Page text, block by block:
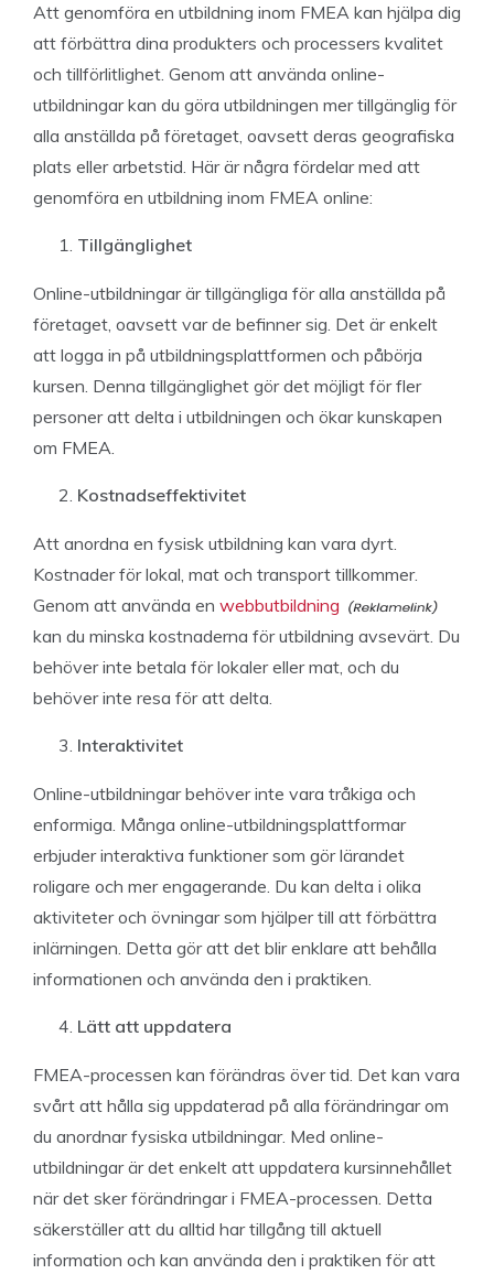
Att genomföra en utbildning inom FMEA kan hjälpa dig
att förbättra dina produkters och processers kvalitet
och tillförlitlighet. Genom att använda online-
utbildningar kan du göra utbildningen mer tillgänglig för
alla anställda på företaget, oavsett deras geografiska
plats eller arbetstid. Här är några fördelar med att
genomföra en utbildning inom FMEA online:
Tillgänglighet
Online-utbildningar är tillgängliga för alla anställda på
företaget, oavsett var de befinner sig. Det är enkelt
att logga in på utbildningsplattformen och påbörja
kursen. Denna tillgänglighet gör det möjligt för fler
personer att delta i utbildningen och ökar kunskapen
om FMEA.
Kostnadseffektivitet
Att anordna en fysisk utbildning kan vara dyrt.
Kostnader för lokal, mat och transport tillkommer.
Genom att använda en webbutbildning
kan du minska kostnaderna för utbildning avsevärt. Du
behöver inte betala för lokaler eller mat, och du
behöver inte resa för att delta.
Interaktivitet
Online-utbildningar behöver inte vara tråkiga och
enformiga. Många online-utbildningsplattformar
erbjuder interaktiva funktioner som gör lärandet
roligare och mer engagerande. Du kan delta i olika
aktiviteter och övningar som hjälper till att förbättra
inlärningen. Detta gör att det blir enklare att behålla
informationen och använda den i praktiken.
Lätt att uppdatera
FMEA-processen kan förändras över tid. Det kan vara
svårt att hålla sig uppdaterad på alla förändringar om
du anordnar fysiska utbildningar. Med online-
utbildningar är det enkelt att uppdatera kursinnehållet
när det sker förändringar i FMEA-processen. Detta
säkerställer att du alltid har tillgång till aktuell
information och kan använda den i praktiken för att